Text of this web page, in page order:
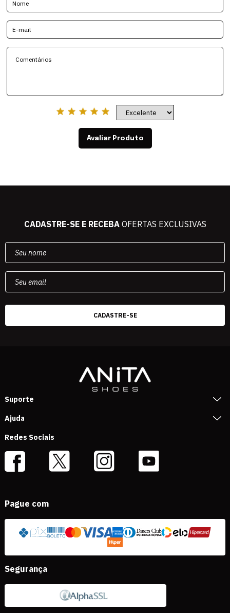
Avaliar Produto
CADASTRE-SE E RECEBAOFERTAS EXCLUSIVAS
Suporte
Ajuda
Redes Sociais
Pague com
Segurança